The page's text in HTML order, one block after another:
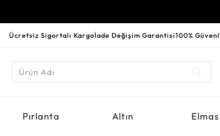
Ücretsiz Sigortalı Kargoİade Değişim Garantisi100%
Pırlanta Altın Elmas